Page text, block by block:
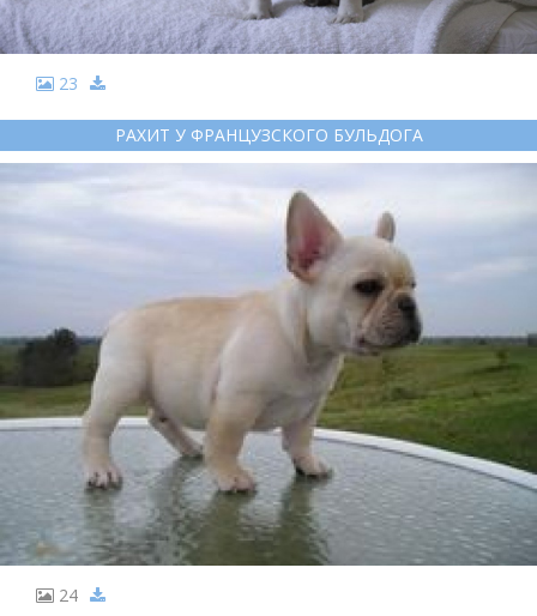
23
РАХИТ У ФРАНЦУЗСКОГО БУЛЬДОГА
24